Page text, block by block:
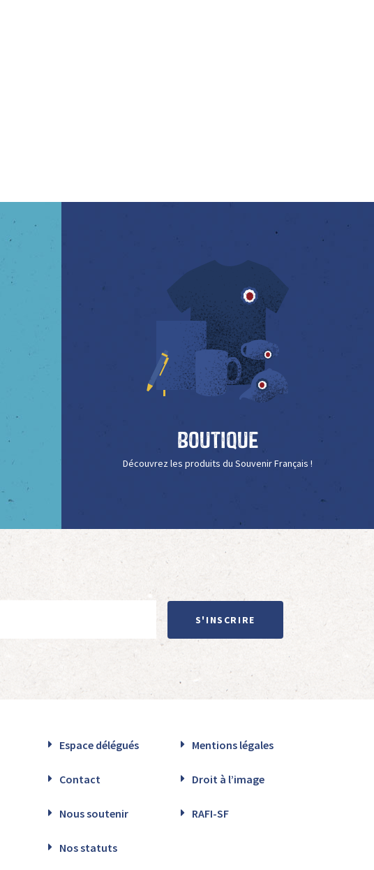
Boutique
Découvrez les produits du Souvenir Français !
S'INSCRIRE
Espace délégués Mentions légales
Contact Droit à l’image
Nous soutenir RAFI-SF
Nos statuts